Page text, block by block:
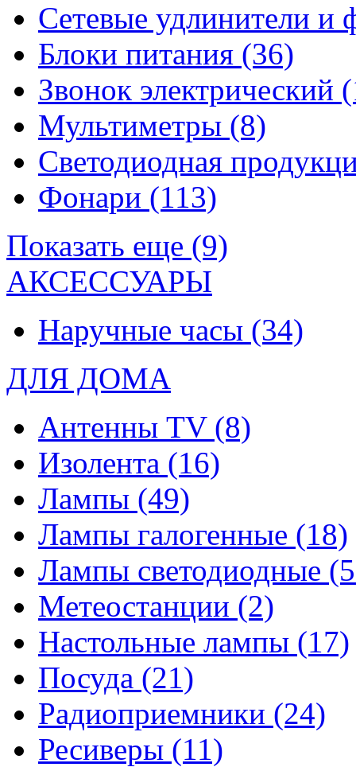
Сетевые удлинители и
Блоки питания (36)
Звонок электрический
Мультиметры (8)
Светодиодная
Фонари (113)
Показать еще (9)
АКСЕССУАРЫ
Наручные часы (34)
ДЛЯ ДОМА
Антенны TV (8)
Изолента (16)
Лампы (49)
Лампы галогенные (18)
Лампы светодиодные
Метеостанции (2)
Настольные лампы (17)
Посуда (21)
Радиоприемники (24)
Ресиверы (11)